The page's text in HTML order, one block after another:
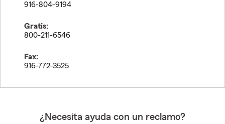
916-804-9194
Gratis:
800-211-6546
Fax:
916-772-3525
¿Necesita ayuda con un reclamo?